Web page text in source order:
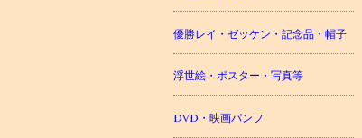
優勝レイ・ゼッケン・記念品・帽子
浮世絵・ポスター・写真等
DVD・映画パンフ